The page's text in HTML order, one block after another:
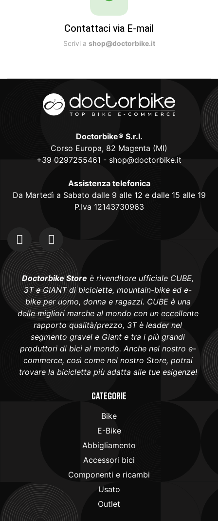
Contattaci via E-mail
Scrivi a shop@doctorbike.it
Doctorbike® S.r.l.
Corso Europa, 82 Magenta (MI)
+39 0297255461 - shop@doctorbike.it
Assistenza telefonica
Da Martedì a Sabato dalle 9 alle 12 e dalle 15 alle 19
P.Iva 12143730963
Doctorbike Store è rivenditore ufficiale CUBE,
3T e GIANT di biciclette, mountain-bike ed e-
bike per uomo, donna e ragazzi. CUBE è una
delle migliori marche al mondo con un eccellente
rapporto qualità/prezzo, 3T è leader nel
segmento gravel e Giant e tra i più grandi
produttori di bici al mondo. Anche nel nostro e-
commerce, così come nel nostro Store, potrai
trovare la bicicletta più adatta alle tue esigenze!
Categorie
Bike
E-Bike
Abbigliamento
Accessori bici
Componenti e ricambi
Usato
Outlet